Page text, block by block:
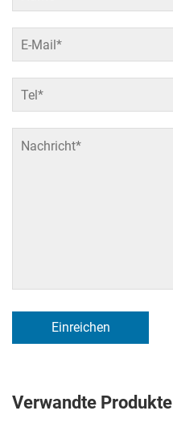
Einreichen
Verwandte Produkte